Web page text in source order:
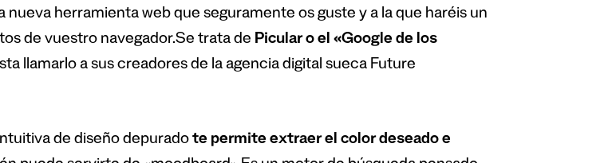
nueva herramienta web que seguramente os guste y a la que haréis un
de vuestro navegador.Se trata de Picular o el «Google de los
llamarlo a sus creadores de la agencia digital sueca Future
de diseño depuradote permite extraer el color deseado e